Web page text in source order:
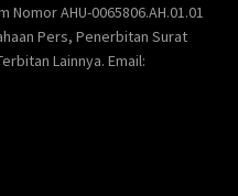
AHU-0065806.AH.01.01
Pers, Penerbitan Surat
Lainnya. Email: